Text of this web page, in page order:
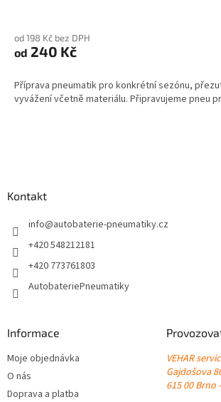
od 198 Kč bez DPH
od 240 Kč
Příprava pneumatik pro konkrétní sezónu,
vyvážení včetně materiálu. Připravujeme pneu
Kontakt
info@autobaterie-pneumatiky.cz
+420 548212181
+420 773761803
AutobateriePneumatiky
Informace
Moje objednávka
O nás
Doprava a platba
VEHAR
Gajdošova
615 00 Brno